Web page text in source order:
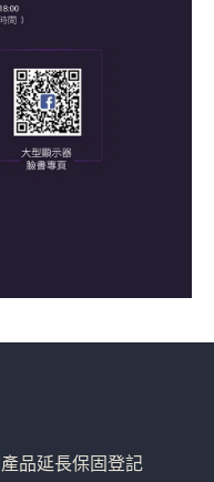
產品延長保固登記